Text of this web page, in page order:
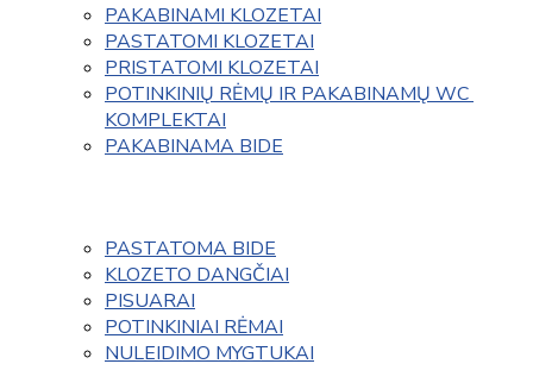
PAKABINAMI KLOZETAI
PASTATOMI KLOZETAI
PRISTATOMI KLOZETAI
POTINKINIŲ RĖMŲ IR PAKABINAMŲ WC
KOMPLEKTAI
PAKABINAMA BIDE
PASTATOMA BIDE
KLOZETO DANGČIAI
PISUARAI
POTINKINIAI RĖMAI
NULEIDIMO MYGTUKAI